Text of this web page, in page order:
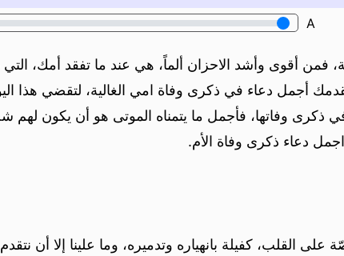
A
فمن أقوى وأشد الاحزان ألماً، هي عند ما تفقد أمك، التي
نقدمك أجمل دعاء في ذكرى وفاة امي الغالية، لتقضي هذا
في ذكرى وفاتها، فأجمل ما يتمناه الموتى هو أن يكون
دعاء ذكرى وفاة الأم.
القلب، كفيلة بانهياره وتدميره، وما علينا إلا أن